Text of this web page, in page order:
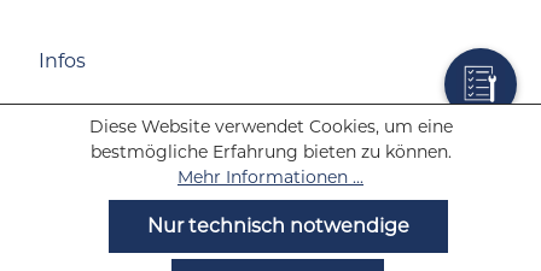
Infos
Wolf Tabakwaren
Diese Website verwendet Cookies, um eine
bestmögliche Erfahrung bieten zu können.
Mehr Informationen ...
Nur technisch notwendige